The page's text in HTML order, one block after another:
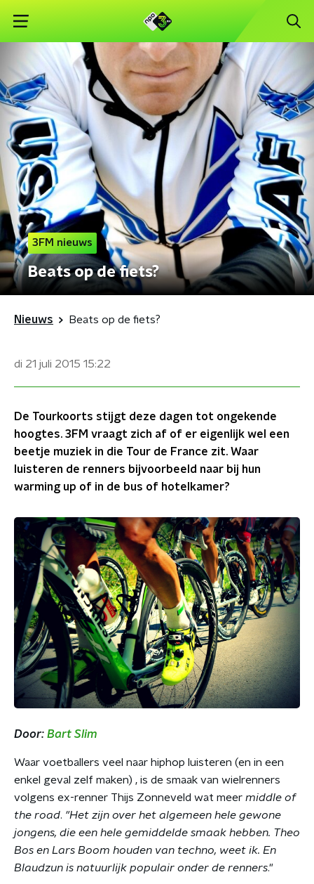
3FM nieuws
Beats op de fiets?
Nieuws Beats op de fiets?
di 21 juli 2015 15:22
De Tourkoorts stijgt deze dagen tot ongekende
hoogtes. 3FM vraagt zich af of er eigenlijk wel een
beetje muziek in die Tour de France zit. Waar
luisteren de renners bijvoorbeeld naar bij hun
warming up of in de bus of hotelkamer?
Door: Bart Slim
Waar voetballers veel naar hiphop luisteren (en in een
enkel geval zelf maken) , is de smaak van wielrenners
volgens ex-renner Thijs Zonneveld wat meer middle of
the road. "Het zijn over het algemeen hele gewone
jongens, die een hele gemiddelde smaak hebben. Theo
Bos en Lars Boom houden van techno, weet ik. En
Blaudzun is natuurlijk populair onder de renners."